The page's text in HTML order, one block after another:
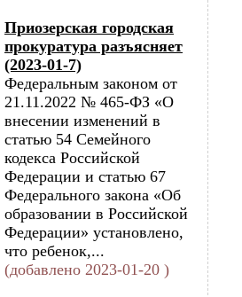
Приозерская городская
прокуратура разъясняет
(2023-01-7)
Федеральным законом от
21.11.2022 № 465-ФЗ «О
внесении изменений в
статью 54 Семейного
кодекса Российской
Федерации и статью 67
Федерального закона «Об
образовании в Российской
Федерации» установлено,
что ребенок,...
(добавлено 2023-01-20 )